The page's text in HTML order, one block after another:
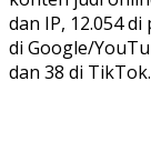
dan IP, 12.054
di Google/
dan 38 di TikTok.